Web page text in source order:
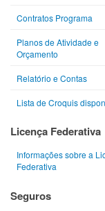
Contratos Programa
Planos de Atividade e
Orçamento
Relatório e Contas
Lista de Croquis
Licença Federativa
Informações sobre a
Federativa
Seguros